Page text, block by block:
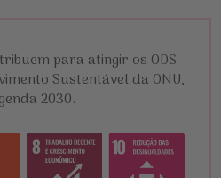
para atingir os ODS -
Sustentável da ONU,
2030.